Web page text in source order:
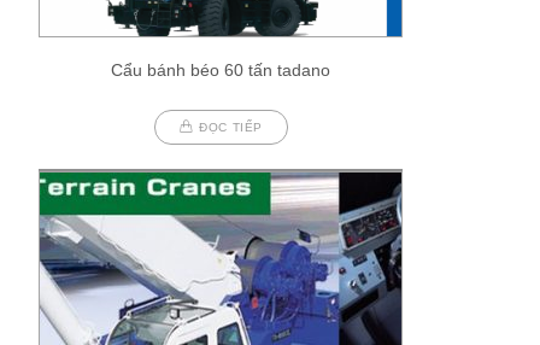
Cẩu bánh béo 60 tấn tadano
ĐỌC TIẾP